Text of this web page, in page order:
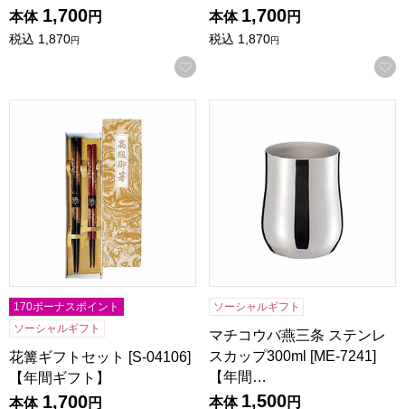
本体 1,700円
税込 1,870円
お気に入りに登録する
本体 1,700円
税込 1,870円
170ボーナスポイント
ソーシャルギフト
花篝ギフトセット [S-04106]
【年間ギフト】
本体 1,700円
ソーシャルギフト
マチコウバ燕三条 ステンレ
スカップ300ml [ME-7241]
【年間…
本体 1,500円